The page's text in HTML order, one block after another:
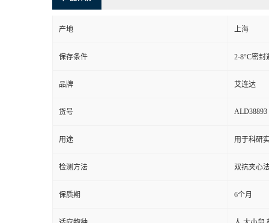
产地 上海
保存条件 2-8°C密封
品牌 艾连达
货号 ALD38893
用途 用于科研
检测方法 双抗夹心
保质期 6个月